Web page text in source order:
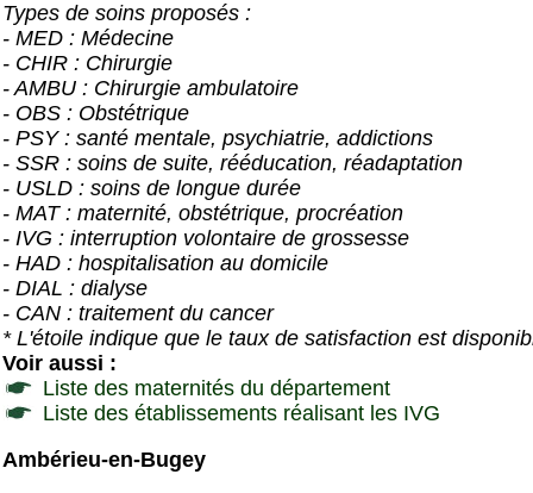
Types de soins proposés :
- MED : Médecine
- CHIR : Chirurgie
- AMBU : Chirurgie ambulatoire
- OBS : Obstétrique
- PSY : santé mentale, psychiatrie, addictions
- SSR : soins de suite, rééducation, réadaptation
- USLD : soins de longue durée
- MAT : maternité, obstétrique, procréation
- IVG : interruption volontaire de grossesse
- HAD : hospitalisation au domicile
- DIAL : dialyse
- CAN : traitement du cancer
* L'étoile indique que le taux de satisfaction est
Voir aussi :
Liste des maternités du département
Liste des établissements réalisant les IVG
Ambérieu-en-Bugey